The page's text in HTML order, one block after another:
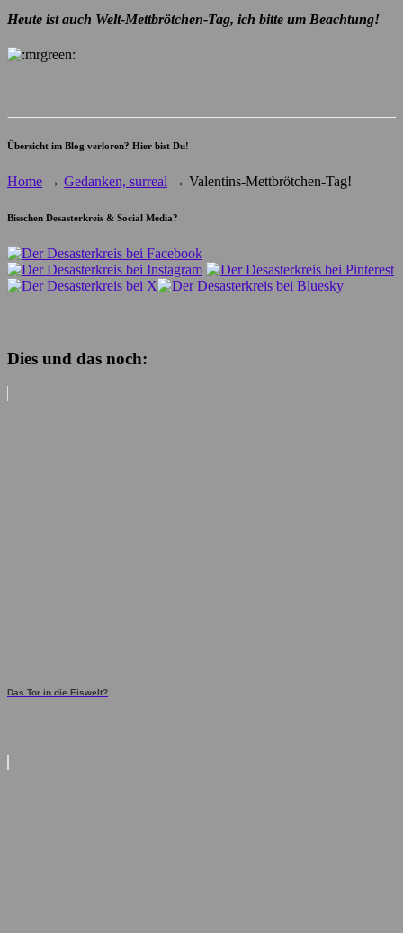
Heute ist auch Welt-Mettbrötchen-Tag, ich bitte um Beachtung!
Übersicht im Blog verloren? Hier bist Du!
Home → Gedanken, surreal → Valentins-Mettbrötchen-Tag!
Bisschen Desasterkreis & Social Media?
Dies und das noch:
Das Tor in die Eiswelt?